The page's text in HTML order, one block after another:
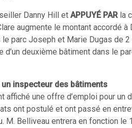
Danny Hill et APPUYÉ PAR la
augmente le montant accordé à
parc Joseph et Marie Dugas de 2
deuxième bâtiment dans le
inspecteur des bâtiments
affiché une offre d’emploi pour
ont postulé et ont passé en
M. Belliveau entrera en fonction